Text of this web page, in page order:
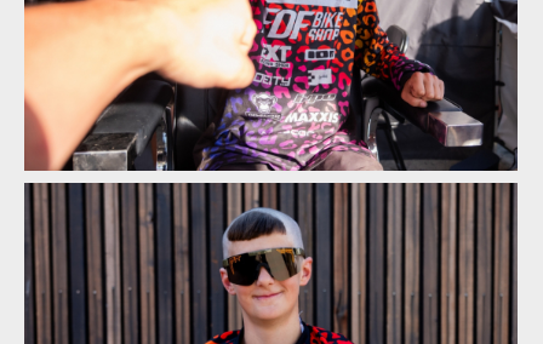
Norco Enduro Race Morávka - Jára Sijka / Enduroserie.cz
Norco Enduro Race Morávka - Jára Sijka / Enduroserie.cz
Norco Enduro Race Morávka - Jára Sijka / Enduroserie.cz
Norco Enduro Race Morávka - Jára Sijka / Enduroserie.cz
Norco Enduro Race Morávka - Jára Sijka / Enduroserie.cz
Norco Enduro Race Morávka - Jára Sijka / Enduroserie.cz